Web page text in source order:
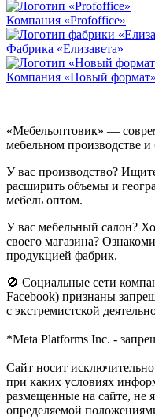
Компания «Profoffice»
Фабрика «Елизавета»
Компания «Новый формат»
«Мебельоптовик» —
мебельном производстве и
У вас производство?
расширить объемы и
мебель оптом.
У вас мебельный салон?
своего магазина?
продукцией фабрик.
🚫 Социальные сети
Facebook) признаны
с экстремистской
*Meta Platforms Inc. -
Cайт носит
при каких условиях
размещенные на сайте, не
определяемой